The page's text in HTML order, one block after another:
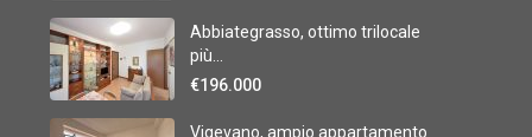
Abbiategrasso, ottimo trilocale
più...
€196.000
Vigevano, ampio appartamento